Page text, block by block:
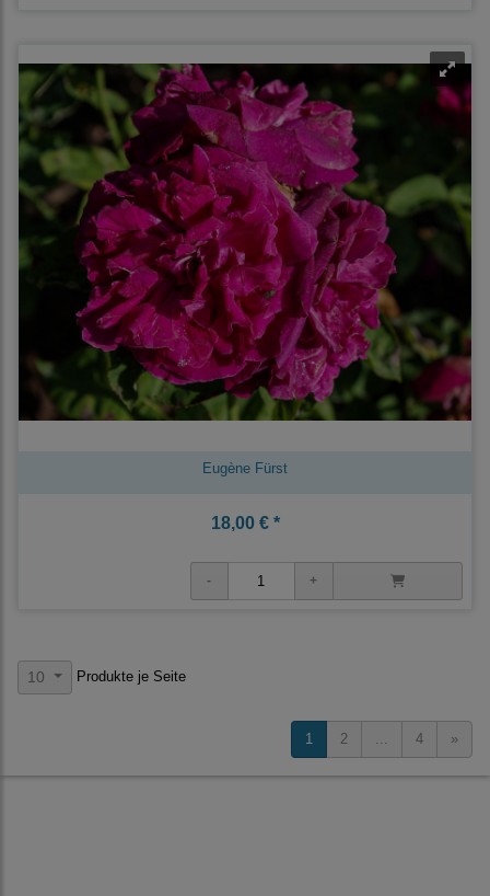
Eugène Fürst
18,00 € *
10 Produkte je Seite
1 2 4 »